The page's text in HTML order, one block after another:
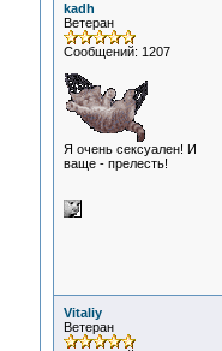
kadh
Ветеран
Сообщений: 1207
Я очень сексуален! И
ваще - прелесть!
Vitaliy
Ветеран